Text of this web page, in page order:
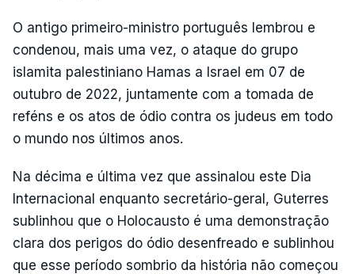
O antigo primeiro-ministro português lembrou e
condenou, mais uma vez, o ataque do grupo
islamita palestiniano Hamas a Israel em 07 de
outubro de 2022, juntamente com a tomada de
reféns e os atos de ódio contra os judeus em todo
o mundo nos últimos anos.
Na décima e última vez que assinalou este Dia
Internacional enquanto secretário-geral, Guterres
sublinhou que o Holocausto é uma demonstração
clara dos perigos do ódio desenfreado e sublinhou
que esse período sombrio da história não começou